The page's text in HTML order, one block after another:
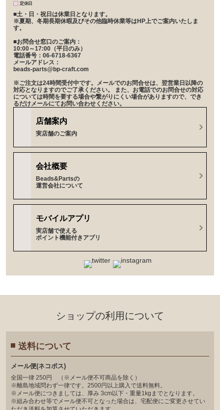
定休日
■土・日・祝日は休業日となります。
※夏期、冬期長期休暇及びその他臨時休業等はHP上でご案内いたしま
す。
■お問合せ窓口のご案内：
10:00～17:00（平日のみ）
電話番号：06-6718-6367
メールアドレス：
beads-parts@bp-craft.com
※ご注文は24時間受付中です。メールでのお問合せは、翌営業日以降の
対応となりますのでご了承ください。 また、お電話でのお問合せの対応
については時間を要する場合や繋がりにくい場合がありますので、でき
るだけメールにてお問い合わせください。
店舗案内
実店舗のご案内
会社概要
Beads&Partsの
運営会社について
モバイルアプリ
実店舗で使える
ポイント機能付きアプリ
ショップの利⽤について
送料について
メール便(ネコポス)
全国一律 250円 （※メール便不可商品を除く）
※離島地域問わず一律です。2500円以上購入で送料無料。
※メール便につきましては、厚み 3cm以下・重量1kgまでとなります。
※組み合わせ等でメール便不可となった場合は、宅配便にご変更させてい